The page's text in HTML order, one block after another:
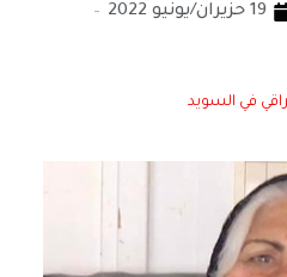
19 حزيران/يونيو 2022
في السويد